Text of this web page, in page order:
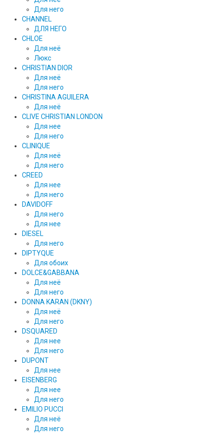
Для него
CHANNEL
ДЛЯ НЕГО
CHLOE
Для неё
Люкс
CHRISTIAN DIOR
Для неё
Для него
CHRISTINA AGUILERA
Для неё
CLIVE CHRISTIAN LONDON
Для нее
Для него
CLINIQUE
Для неё
Для него
CREED
Для нее
Для него
DAVIDOFF
Для него
Для нее
DIESEL
Для него
DIPTYQUE
Для обоих
DOLCE&GABBANA
Для неё
Для него
DONNA KARAN (DKNY)
Для неё
Для него
DSQUARED
Для нее
Для него
DUPONT
Для нее
EISENBERG
Для нее
Для него
EMILIO PUCCI
Для неё
Для него